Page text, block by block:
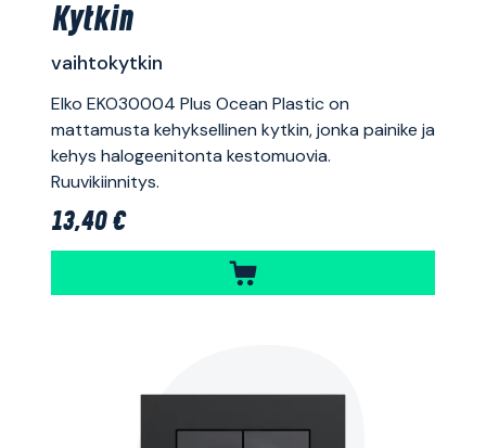
Kytkin
vaihtokytkin
Elko EKO30004 Plus Ocean Plastic on
mattamusta kehyksellinen kytkin, jonka painike ja
kehys halogeenitonta kestomuovia.
Ruuvikiinnitys.
13,40 €